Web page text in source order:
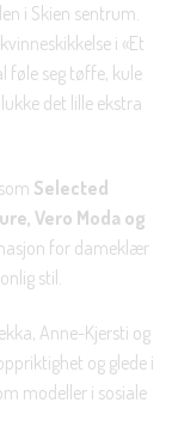
i Skien sentrum.
i «Et
føle seg tøffe, kule
det lille ekstra
Selected
Vero Moda og
for dameklær
stil.
Anne-Kjersti og
og glede i
modeller i sosiale